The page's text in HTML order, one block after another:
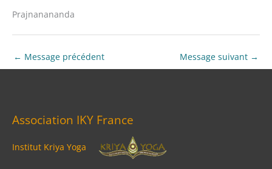
Prajnanananda
← Message précédent Message suivant →
Association IKY France
Institut Kriya Yoga